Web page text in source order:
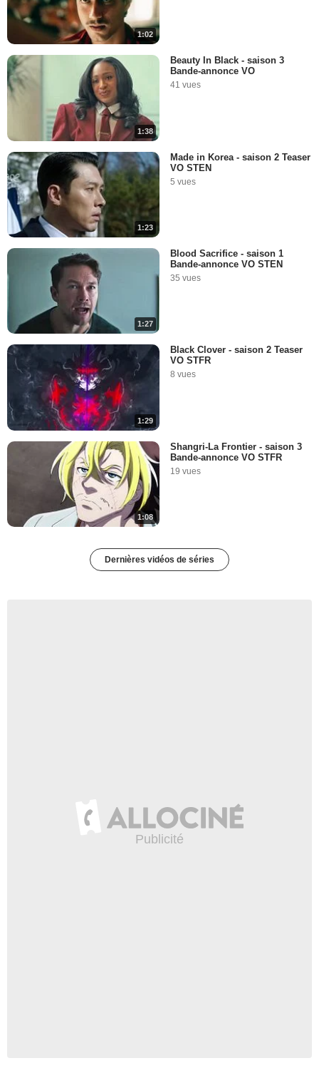
1:02
1:38
Beauty In Black - saison 3
Bande-annonce VO
41 vues
1:23
Made in Korea - saison 2 Teaser
VO STEN
5 vues
1:27
Blood Sacrifice - saison 1
Bande-annonce VO STEN
35 vues
1:29
Black Clover - saison 2 Teaser
VO STFR
8 vues
1:08
Shangri-La Frontier - saison 3
Bande-annonce VO STFR
19 vues
Dernières vidéos de séries